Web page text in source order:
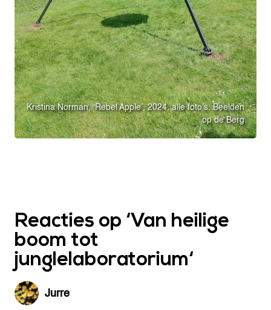
Kristina Norman, ‘Rebel Apple’, 2024, alle foto’s: Beelden
op de Berg
Reacties op ‘Van heilige
boom tot
junglelaboratorium‘
Jurre